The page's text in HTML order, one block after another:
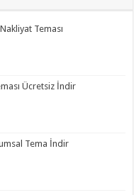
Teması
Ücretsiz İndir
Tema İndir